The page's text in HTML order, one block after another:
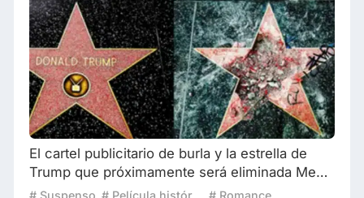
El cartel publicitario de burla y la estrella de
Trump que próximamente será eliminada Me
pregunto si el cartel publicitario de Jimmy
# Suspenso # Romance